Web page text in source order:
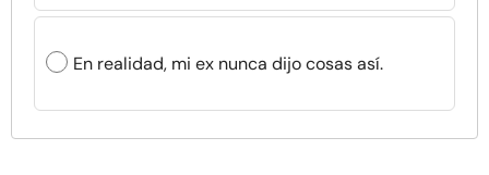
En realidad, mi ex nunca dijo cosas así.